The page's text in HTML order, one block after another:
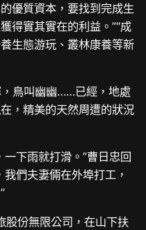
優質資本，要找到完成生
得實其實在的利益。”“成
生態游玩、叢林康養等新
鳥叫幽幽……已經，地處
，精美的天然周遭的狀況
下雨就打滑。”曹日忠回
們夫妻倆在外埠打工，
股份無限公司，在山下扶